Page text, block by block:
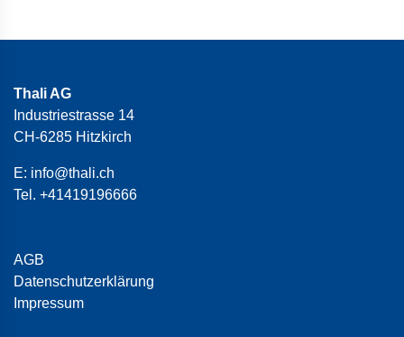
Thali AG
Industriestrasse 14
CH-6285 Hitzkirch
E: info@thali.ch
Tel. +41419196666
AGB
Datenschutzerklärung
Impressum